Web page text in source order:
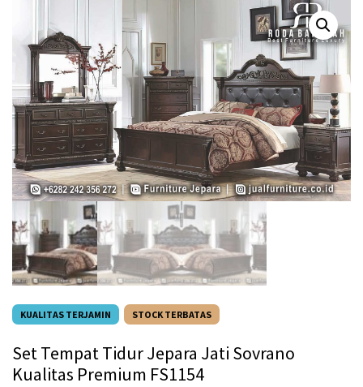
KUALITAS TERJAMIN STOCK TERBATAS
Set Tempat Tidur Jepara Jati Sovrano
Kualitas Premium FS1154